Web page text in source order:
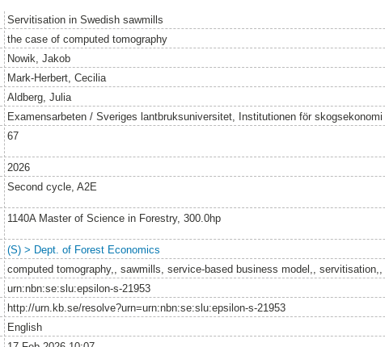
Servitisation in Swedish sawmills
the case of computed tomography
Nowik, Jakob
Mark-Herbert, Cecilia
Aldberg, Julia
Examensarbeten / Sveriges lantbruksuniversitet, Institutionen för skogsekonomi
67
2026
Second cycle, A2E
1140A Master of Science in Forestry, 300.0hp
(S) > Dept. of Forest Economics
computed tomography,, sawmills, service-based business model,, servitisation,,
urn:nbn:se:slu:epsilon-s-21953
http://urn.kb.se/resolve?urn=urn:nbn:se:slu:epsilon-s-21953
English